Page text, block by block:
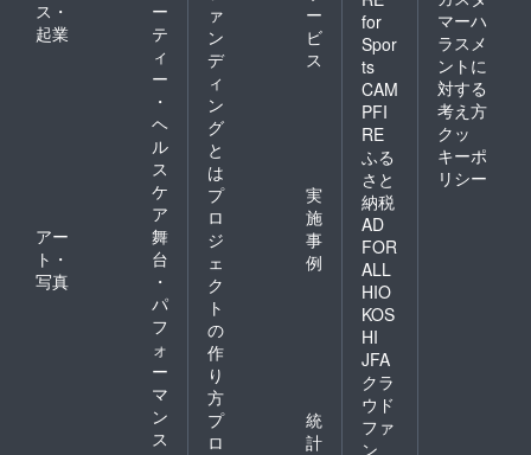
ス・
起業
ー
テ
ィ
ー
・
ヘ
ル
ス
ケ
ア
アー
ト・
写真
舞
台
・
パ
フ
ォ
ー
マ
ン
ス
ァ
ン
デ
ィ
ン
グ
と
は
ー
ビ
ス
プ
ロ
ジ
ェ
ク
ト
の
作
り
方
実
施
事
例
プ
ロ
統
計
for
Spor
ts
CAM
PFI
RE
ふる
さと
納税
AD
FOR
ALL
HIO
KOS
HI
JFA
クラ
ウド
ファ
ン
マーハ
ラスメ
ントに
対する
考え方
クッ
キーポ
リシー